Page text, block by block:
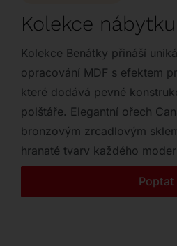
Katalog
Značky
Outlet
Kontakt
Kolekce
Kolekce Benátky přináší
opracování MDF s efektem
které dodává pevné
polštáře. Elegantní ořech
bronzovým zrcadlovým
hranaté tvary každého
Vyberte si z široké škály
nočních stolků ten pravý
Poptat